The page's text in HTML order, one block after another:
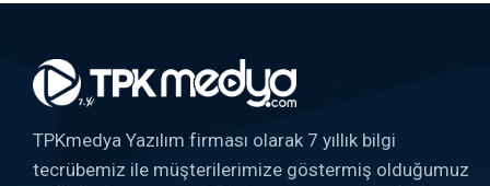
TPKmedya Yazılım firması olarak 7 yıllık bilgi
tecrübemiz ile müşterilerimize göstermiş olduğumuz